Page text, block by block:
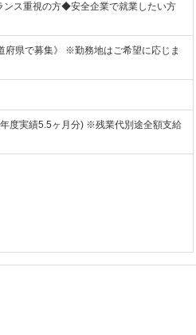
ンス重視の方◆安全企業で就業したい方
府県で募集》 ※勤務地はご希望に応じま
度実績5.5ヶ月分) ※残業代別途全額支給